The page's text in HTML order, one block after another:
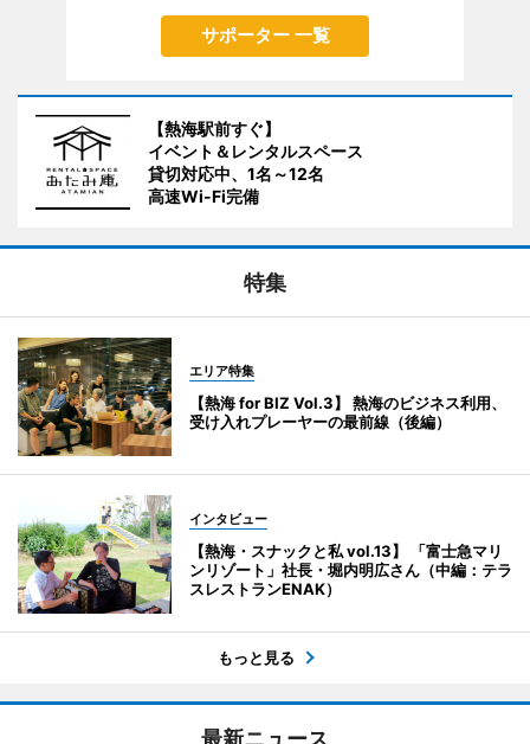
サポーター 一覧
【熱海駅前すぐ】
イベント＆レンタルスペース
貸切対応中、1名～12名
高速Wi-Fi完備
特集
エリア特集
【熱海 for BIZ Vol.3】 熱海のビジネス利用、
受け入れプレーヤーの最前線（後編）
インタビュー
【熱海・スナックと私 vol.13】 「富士急マリ
ンリゾート」社長・堀内明広さん（中編：テラ
スレストランENAK）
もっと見る
最新ニュース